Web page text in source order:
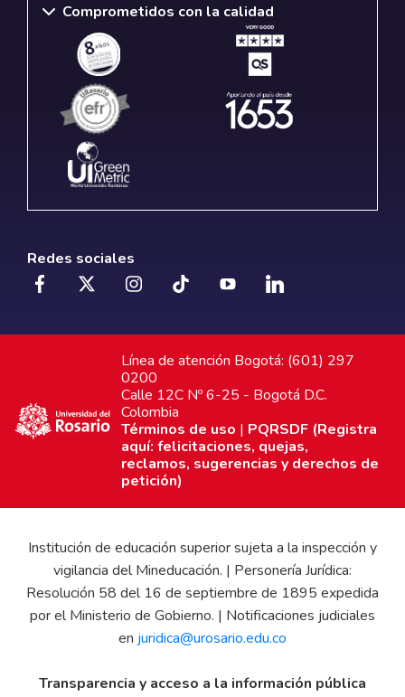
Comprometidos con la calidad
Redes sociales
Línea de atención Bogotá: (601) 297
0200
Calle 12C Nº 6-25 - Bogotá D.C.
Colombia
Términos de uso | PQRSDF (Registra
aquí: felicitaciones, quejas,
reclamos, sugerencias y derechos de
petición)
Institución de educación superior sujeta a la inspección y
vigilancia del Mineducación. | Personería Jurídica:
Resolución 58 del 16 de septiembre de 1895 expedida
por el Ministerio de Gobierno. | Notificaciones judiciales
en juridica@urosario.edu.co
Transparencia y acceso a la información pública